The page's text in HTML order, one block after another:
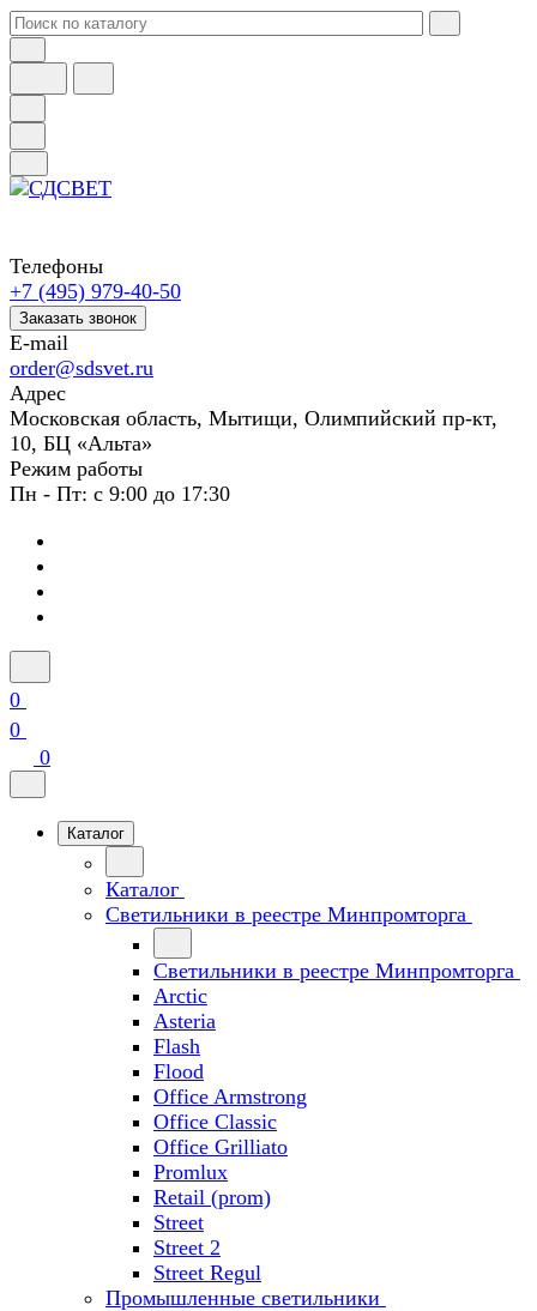
Телефоны
+7 (495) 979-40-50
Заказать звонок
E-mail
order@sdsvet.ru
Адрес
Московская область, Мытищи, Олимпийский пр-кт,
10, БЦ «Альта»
Режим работы
Пн - Пт: с 9:00 до 17:30
0
0
0
Каталог
Каталог
Светильники в реестре Минпромторга
Светильники в реестре Минпромторга
Arctic
Asteria
Flash
Flood
Office Armstrong
Office Classic
Office Grilliato
Promlux
Retail (prom)
Street
Street 2
Street Regul
Промышленные светильники